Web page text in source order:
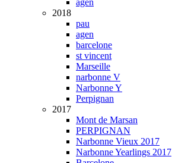
agen
2018
pau
agen
barcelone
st vincent
Marseille
narbonne V
Narbonne Y
Perpignan
2017
Mont de Marsan
PERPIGNAN
Narbonne Vieux 2017
Narbonne Yearlings 2017